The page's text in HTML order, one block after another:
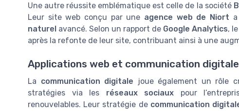
Une autre réussite emblématique est celle de la société
Leur site web conçu par une agence web de Niort
naturel avancé. Selon un rapport de Google Analytics,
après la refonte de leur site, contribuant ainsi à une
Applications web et communication digitale
La communication digitale joue également un rôle
stratégies via les réseaux sociaux pour
renouvelables. Leur stratégie de communication